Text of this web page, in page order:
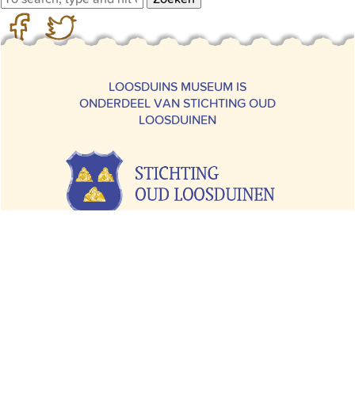
LOOSDUINS MUSEUM IS
ONDERDEEL VAN STICHTING OUD
LOOSDUINEN